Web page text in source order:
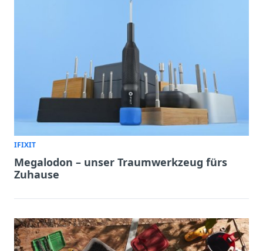
IFIXIT
Megalodon – unser Traumwerkzeug fürs
Zuhause